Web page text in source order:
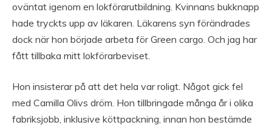
oväntat igenom en lokförarutbildning. Kvinnans bukknapp
hade tryckts upp av läkaren. Läkarens syn förändrades
dock när hon började arbeta för Green cargo. Och jag har
fått tillbaka mitt lokförarbeviset.
Hon insisterar på att det hela var roligt. Något gick fel
med Camilla Olivs dröm. Hon tillbringade många år i olika
fabriksjobb, inklusive köttpackning, innan hon bestämde